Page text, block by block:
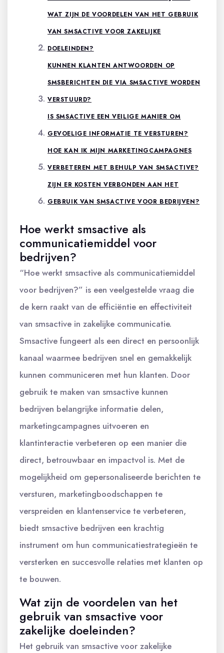
WAT ZIJN DE VOORDELEN VAN HET GEBRUIK
VAN SMSACTIVE VOOR ZAKELIJKE
DOELEINDEN?
KUNNEN KLANTEN ANTWOORDEN OP
SMSBERICHTEN DIE VIA SMSACTIVE WORDEN
VERSTUURD?
IS SMSACTIVE EEN VEILIGE MANIER OM
GEVOELIGE INFORMATIE TE VERSTUREN?
HOE KAN IK MIJN MARKETINGCAMPAGNES
VERBETEREN MET BEHULP VAN SMSACTIVE?
ZIJN ER KOSTEN VERBONDEN AAN HET
GEBRUIK VAN SMSACTIVE VOOR BEDRIJVEN?
Hoe werkt smsactive als
communicatiemiddel voor
bedrijven?
“Hoe werkt smsactive als communicatiemiddel
voor bedrijven?” is een veelgestelde vraag die
de kern raakt van de efficiëntie en effectiviteit
van smsactive in zakelijke communicatie.
Smsactive fungeert als een direct en persoonlijk
kanaal waarmee bedrijven snel en gemakkelijk
kunnen communiceren met hun klanten. Door
gebruik te maken van smsactive kunnen
bedrijven belangrijke informatie delen,
marketingcampagnes uitvoeren en
klantinteractie verbeteren op een manier die
direct, betrouwbaar en impactvol is. Met de
mogelijkheid om gepersonaliseerde berichten te
versturen, marketingboodschappen te
verspreiden en klantenservice te verbeteren,
biedt smsactive bedrijven een krachtig
instrument om hun communicatiestrategieën te
versterken en succesvolle relaties met klanten op
te bouwen.
Wat zijn de voordelen van het
gebruik van smsactive voor
zakelijke doeleinden?
Het gebruik van smsactive voor zakelijke